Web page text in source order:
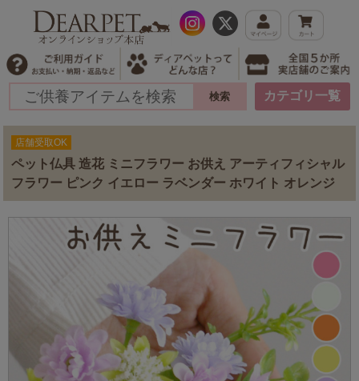
カテゴリ一覧
店舗受取OK
ペット仏具 造花 ミニフラワー お供え アーティフィシャル
フラワー ピンク イエロー ラベンダー ホワイト オレンジ